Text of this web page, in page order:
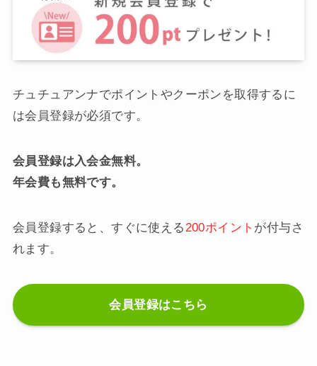
チュチュアンナでポイントやクーポンを取得するに
は会員登録が必須です。
会員登録は入会金無料。
年会費も無料です。
会員登録すると、すぐに使える 200ポイント が付与さ
れます。
会員登録はこちら